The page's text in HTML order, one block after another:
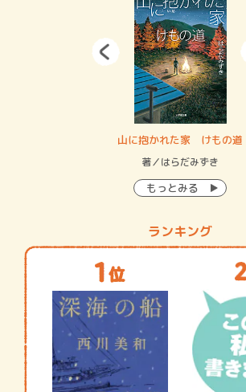
山に抱かれた家 けもの道
著／はらだみずき
もっとみる
ランキング